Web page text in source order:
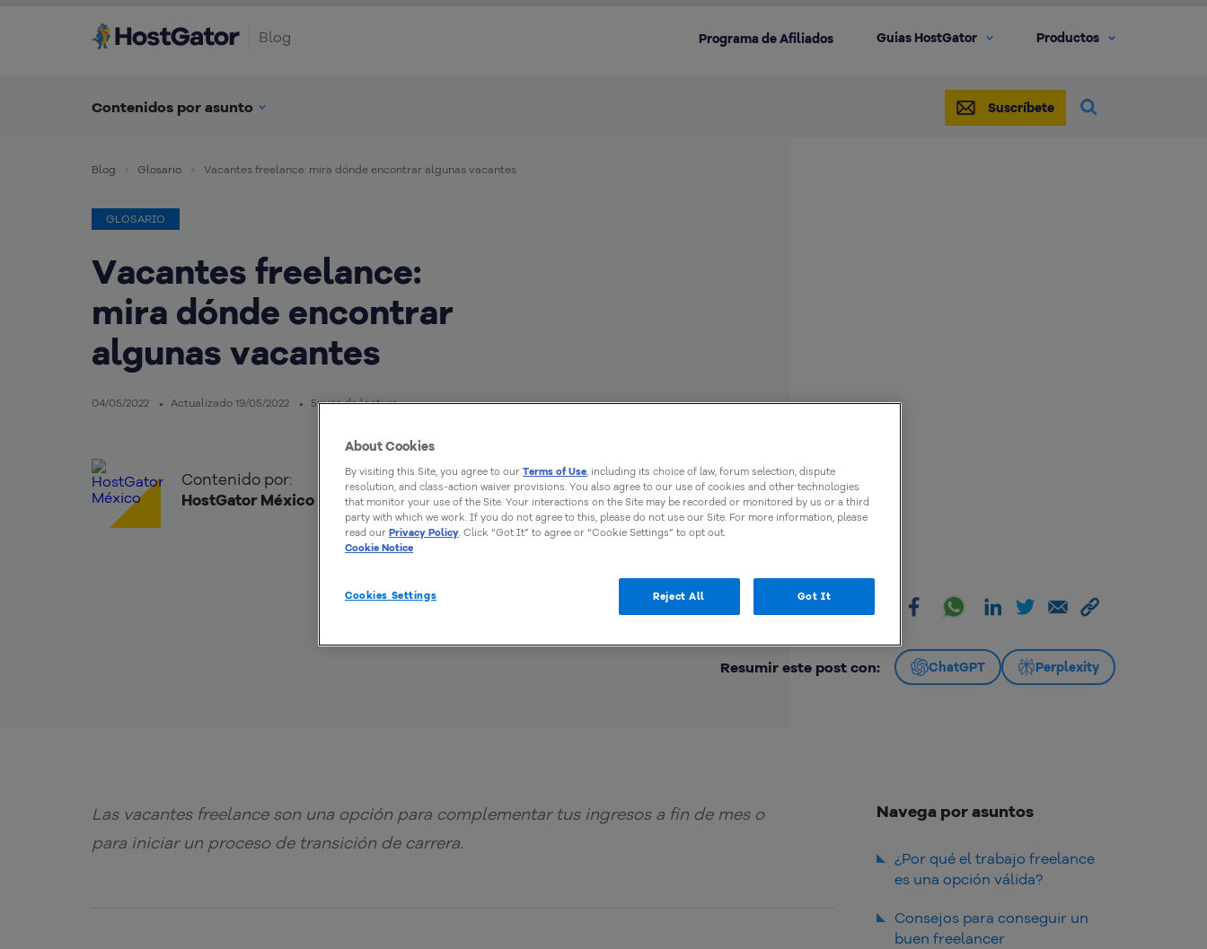
Blog Programa de Afiliados Guias HostGator Productos
Contenidos por asunto Suscríbete
Blog Glosario Vacantes freelance: mira dónde encontrar algunas vacantes
GLOSARIO
Vacantes freelance:
mira dónde encontrar
algunas vacantes
04/05/2022 Actualizado 19/05/2022 5mins de lectura
Contenido por:
HostGator México
Resumir este post con: ChatGPT Perplexity
Las vacantes freelance son una opción para complementar tus ingresos a fin de mes o
para iniciar un proceso de transición de carrera.
Navega por asuntos
¿Por qué el trabajo freelance
es una opción válida?
Consejos para conseguir un
buen freelancer
About Cookies
By visiting this Site, you agree to our Terms of Use, including its choice of law, forum selection, dispute
resolution, and class-action waiver provisions. You also agree to our use of cookies and other technologies
that monitor your use of the Site. Your interactions on the Site may be recorded or monitored by us or a third
party with which we work. If you do not agree to this, please do not use our Site. For more information, please
read our Privacy Policy. Click “Got It” to agree or “Cookie Settings” to opt out.
Cookie Notice
Cookies Settings Reject All Got It